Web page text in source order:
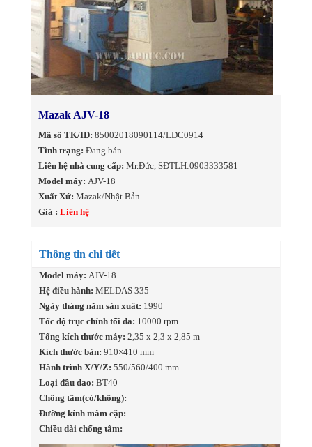
Mazak AJV-18
Mã số TK/ID: 85002018090114/LDC0914
Tình trạng: Đang bán
Liên hệ nhà cung cấp: Mr.Đức, SĐTLH:0903333581
Model máy: AJV-18
Xuất Xứ: Mazak/Nhật Bản
Giá : Liên hệ
Thông tin chi tiết
Model máy: AJV-18
Hệ điều hành: MELDAS 335
Ngày tháng năm sản xuất: 1990
Tốc độ trục chính tối đa: 10000 rpm
Tổng kích thước máy: 2,35 x 2,3 x 2,85 m
Kích thước bàn: 910×410 mm
Hành trình X/Y/Z: 550/560/400 mm
Loại đầu dao: BT40
Chống tâm(có/không):
Đường kính mâm cặp:
Chiều dài chống tâm: